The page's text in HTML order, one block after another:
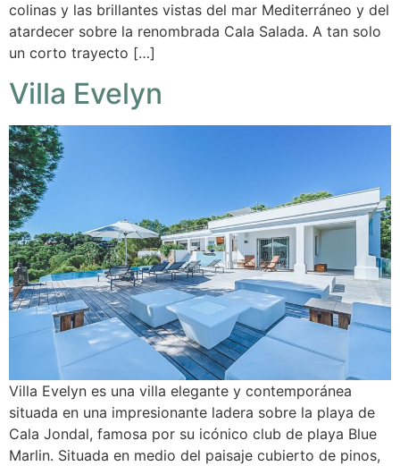
colinas y las brillantes vistas del mar Mediterráneo y del
atardecer sobre la renombrada Cala Salada. A tan solo
un corto trayecto […]
Villa Evelyn
Villa Evelyn es una villa elegante y contemporánea
situada en una impresionante ladera sobre la playa de
Cala Jondal, famosa por su icónico club de playa Blue
Marlin. Situada en medio del paisaje cubierto de pinos,